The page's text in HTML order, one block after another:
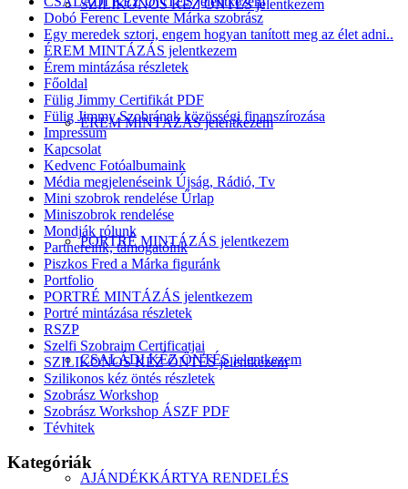
SZILIKONOS KÉZ ÖNTÉS jelentkezem
ÉREM MINTÁZÁS jelentkezem
PORTRÉ MINTÁZÁS jelentkezem
CSALÁDI KÉZ ÖNTÉS jelentkezem
AJÁNDÉKKÁRTYA RENDELÉS
Dobó Ferenc Levente Márka szobrász
Egy meredek sztori, engem hogyan tanított meg az élet adni..
ÉREM MINTÁZÁS jelentkezem
Érem mintázása részletek
Főoldal
Fülig Jimmy Certifikát PDF
Fülig Jimmy Szobrának közösségi finanszírozása
Impressum
Kapcsolat
Kedvenc Fotóalbumaink
Média megjelenéseink Újság, Rádió, Tv
Mini szobrok rendelése Űrlap
Miniszobrok rendelése
Mondják rólunk
Partnereink, támogatóink
Piszkos Fred a Márka figuránk
Portfolio
PORTRÉ MINTÁZÁS jelentkezem
Portré mintázása részletek
RSZP
Szelfi Szobraim Certificatjai
SZILIKONOS KÉZ ÖNTÉS jelentkezem
Szilikonos kéz öntés részletek
Szobrász Workshop
Szobrász Workshop ÁSZF PDF
Tévhitek
Kategóriák